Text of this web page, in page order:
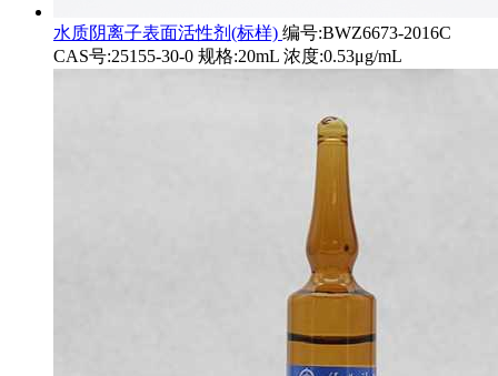
水质阴离子表面活性剂(标样) 编号:BWZ6673-2016C
CAS号:25155-30-0 规格:20mL 浓度:0.53μg/mL